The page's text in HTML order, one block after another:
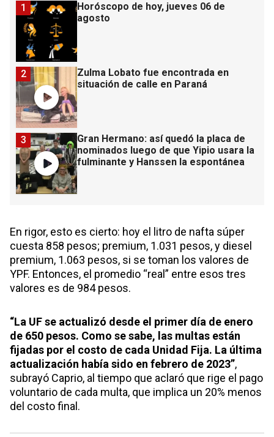
Horóscopo de hoy, jueves 06 de
agosto
1
Zulma Lobato fue encontrada en
situación de calle en Paraná
2
Gran Hermano: así quedó la placa de
nominados luego de que Yipio usara la
fulminante y Hanssen la espontánea
3
En rigor, esto es cierto: hoy el litro de nafta súper
cuesta 858 pesos; premium, 1.031 pesos, y diesel
premium, 1.063 pesos, si se toman los valores de
YPF. Entonces, el promedio “real” entre esos tres
valores es de 984 pesos.
“La UF se actualizó desde el primer día de enero
de 650 pesos. Como se sabe, las multas están
fijadas por el costo de cada Unidad Fija. La última
actualización había sido en febrero de 2023”,
subrayó Caprio, al tiempo que aclaró que rige el pago
voluntario de cada multa, que implica un 20% menos
del costo final.